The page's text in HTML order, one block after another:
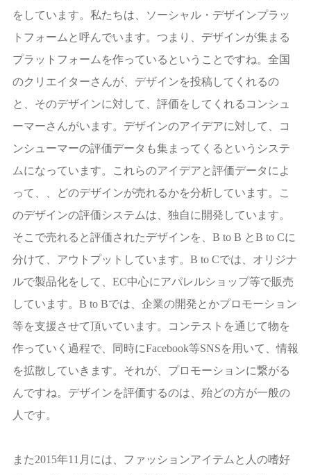
をしています。私たちは、ソーシャル・デザインプラッ
トフォームと呼んでいます。つまり、デザインが集まる
プラットフォームを作っているということですね。全国
のクリエイターさんが、デザインを投稿してくれるの
と、そのデザインに対して、評価をしてくれるコンシュ
ーマーさんがいます。デザインのアイデアに対して、コ
ンシューマーの評価データも集まってくるというシステ
ムになっています。これらのアイデアと評価データによ
って、、どのデザインが売れるかを分析しています。こ
のデザインの評価システムは、独自に開発しています。
そこで売れると評価されたデザインを、B to B とB to Cに
分けて、アウトプットしています。B to Cでは、オリジナ
ルで製品化をして、EC中心にアパレルショップ等で販売
しています。B to Bでは、企業の開発とかプロモーション
等を支援させて頂いています。コンテストを通じて物を
作っていく過程で、同時にFacebook等SNSを用いて、情報
を拡散していきます。それが、プロモーションに繋がる
んですね。デザインを評価するのは、殆どの方が一般の
人です。
また2015年11月には、ファッションアイテムと人の嗜好